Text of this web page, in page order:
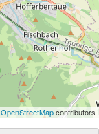
OpenStreetMapcontributors